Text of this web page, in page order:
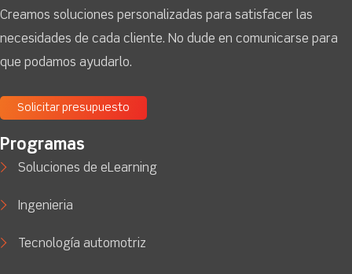
Creamos soluciones personalizadas para satisfacer las
necesidades de cada cliente. No dude en comunicarse para
que podamos ayudarlo.
Solicitar presupuesto
Programas
Soluciones de eLearning
Ingenieria
Tecnología automotriz